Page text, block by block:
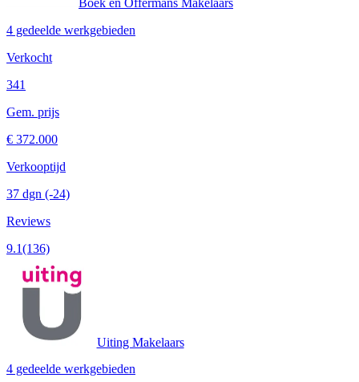
Boek en Offermans Makelaars
4 gedeelde werkgebieden
Verkocht
341
Gem. prijs
€ 372.000
Verkooptijd
37 dgn (-24)
Reviews
9.1(136)
Uiting Makelaars
4 gedeelde werkgebieden